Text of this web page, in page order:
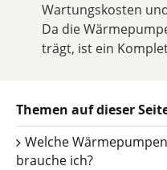
Wartungskosten
Da die
trägt, ist ein
Themen auf dieser
Welche
brauche ich?